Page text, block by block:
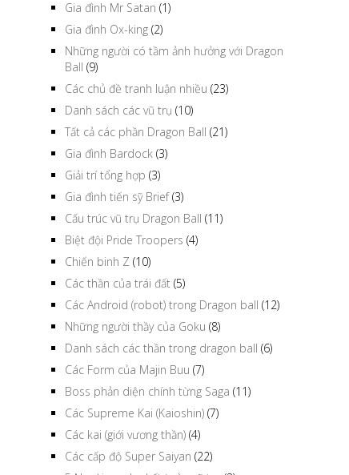
Gia đình Mr Satan (1)
Gia đình Ox-king (2)
Những người có tầm ảnh hưởng với Dragon
Ball (9)
Các chủ đề tranh luận nhiều (23)
Danh sách các vũ trụ (10)
Tất cả các phần Dragon Ball (21)
Gia đình Bardock (3)
Giải trí tổng hợp (3)
Gia đình tiến sỹ Brief(3)
Cấu trúc vũ trụ Dragon Ball (11)
Biệt đội Pride Troopers (4)
Chiến binh Z (10)
Các thần của trái đất (5)
Các Android (robot) trong Dragon ball (12)
Những người thầy của Goku (8)
Danh sách các thần trong dragon ball (6)
Các Form của Majin Buu (7)
Boss phản diện chính từng Saga (11)
Các Supreme Kai (Kaioshin) (7)
Các kai (giới vương thần) (4)
Các cấp độ Super Saiyan (22)